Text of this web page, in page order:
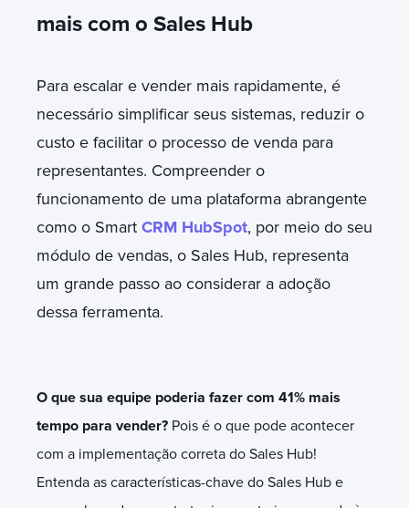
mais com o Sales Hub
Para escalar e vender mais rapidamente, é
necessário simplificar seus sistemas, reduzir o
custo e facilitar o processo de venda para
representantes. Compreender o
funcionamento de uma plataforma abrangente
como o Smart CRM HubSpot, por meio do seu
módulo de vendas, o Sales Hub, representa
um grande passo ao considerar a adoção
dessa ferramenta.
O que sua equipe poderia fazer com 41% mais
tempo para vender? Pois é o que pode acontecer
com a implementação correta do Sales Hub!
Entenda as características-chave do Sales Hub e